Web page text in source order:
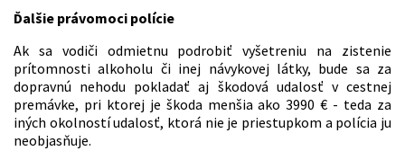
Ďalšie právomoci polície
Ak sa vodiči odmietnu podrobiť vyšetreniu na zistenie
prítomnosti alkoholu či inej návykovej látky, bude sa za
dopravnú nehodu pokladať aj škodová udalosť v cestnej
premávke, pri ktorej je škoda menšia ako 3990 € - teda za
iných okolností udalosť, ktorá nie je priestupkom a polícia ju
neobjasňuje.